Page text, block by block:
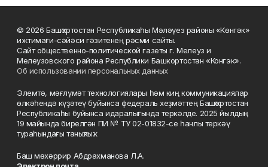
© 2026 Башҡортостан Республикаһы Мәләүез районы «Көнгәк»
ижтимағи-сәйәси гәзитенең рәсми сайты.
Сайт общественно-политической газеты г. Мелеуз и
Мелеузовского района Республики Башкортостан «Конгэк».
Об использовании персональных данных
Элемтә, мәғлүмәт технологиялары һәм киң коммуникациялар
өлкәһендә күҙәтеү буйынса федераль хеҙмәттең Башҡортостан
Республикаһы буйынса идаралығында теркәлде. 2025 йылдың
19 майында бирелгән ПИ № ТУ 02-01832-се һанлы теркәү
тураһындағы таныҡлыҡ.
Баш мөхәррир Абдрахманова Л.А.